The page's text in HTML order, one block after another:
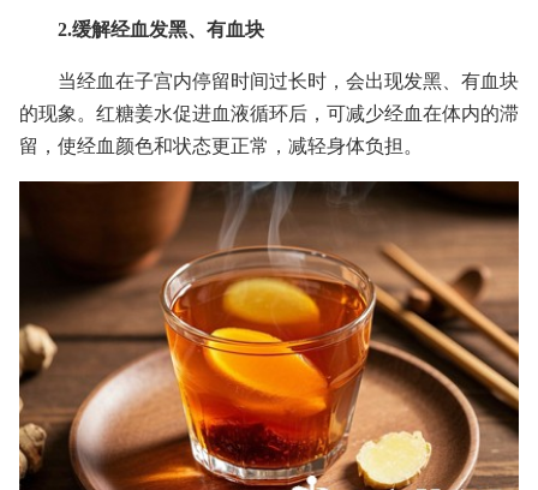
2.缓解经血发黑、有血块
当经血在子宫内停留时间过长时，会出现发黑、有血块
的现象。红糖姜水促进血液循环后，可减少经血在体内的滞
留，使经血颜色和状态更正常，减轻身体负担。